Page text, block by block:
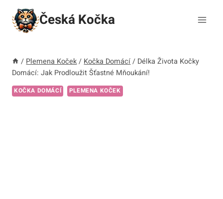
Přeskočit
obsah
Česká Kočka
/ Plemena Koček / Kočka Domácí / Délka Života Kočky
Domácí: Jak Prodloužit Šťastné Mňoukání!
KOČKA DOMÁCÍ PLEMENA KOČEK